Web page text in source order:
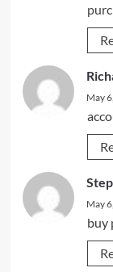
May
May
buy